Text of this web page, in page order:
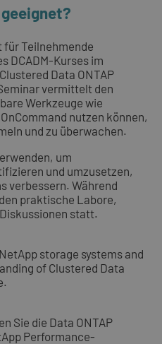
für Teilnehmende
DCADM-Kurses im
Data ONTAP
vermittelt den
Werkzeuge wie
nutzen können,
und zu überwachen.
um
und umzusetzen,
verbessern. Während
praktische Labore,
statt.
storage systems and
of Clustered Data
Sie die Data ONTAP
Performance-